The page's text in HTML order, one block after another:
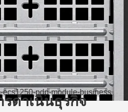
ดำเนินธุรกิจ